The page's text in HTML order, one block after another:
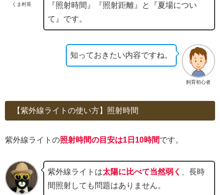
くま村長
『照射時間』『照射距離』と『夏場につい
て』です。
飼育初心者
知っておきたい内容ですね。
【紫外線ライトの使い方】照射時間
紫外線ライトの照射時間の目安は1日10時間です。
紫外線ライトは太陽に比べて当然弱く 、長時
間照射しても問題はありません。